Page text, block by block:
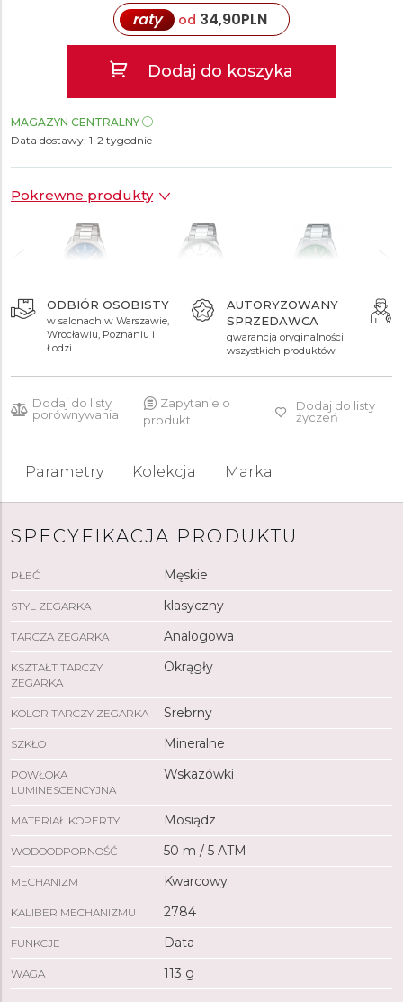
raty od 34,90PLN
Dodaj do koszyka
MAGAZYN CENTRALNY
Data dostawy: 1-2 tygodnie
Pokrewne produkty
299 zł 299 zł
ODBIÓR OSOBISTY
w salonach w Warszawie,
Wrocławiu, Poznaniu i
Łodzi
AUTORYZOWANY
SPRZEDAWCA
gwarancja oryginalności
wszystkich produktów
Dodaj do listy
porównywania
Zapytanie o
produkt
Dodaj do listy
życzeń
Parametry Kolekcja Marka
SPECYFIKACJA PRODUKTU
PŁEĆ Męskie
STYL ZEGARKA klasyczny
TARCZA ZEGARKA Analogowa
KSZTAŁT TARCZY
ZEGARKA
Okrągły
KOLOR TARCZY ZEGARKA Srebrny
SZKŁO Mineralne
POWŁOKA
LUMINESCENCYJNA
Wskazówki
MATERIAŁ KOPERTY Mosiądz
WODOODPORNOŚĆ 50 m / 5 ATM
MECHANIZM Kwarcowy
KALIBER MECHANIZMU 2784
FUNKCJE Data
WAGA 113 g